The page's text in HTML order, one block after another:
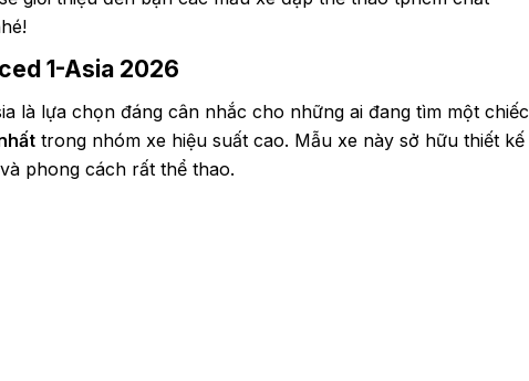
1-Asia 2026
là lựa chọn đáng cân nhắc cho những ai đang tìm một chiếc
trong nhóm xe hiệu suất cao. Mẫu xe này sở hữu thiết kế
phong cách rất thể thao.